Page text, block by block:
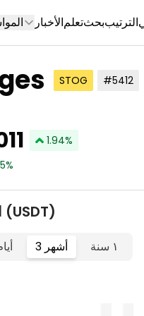
الأخبارتعلمبحثالترتيب
STOG #5412
1.94%
%
الأسعار التاريخية (USDT)
7 3 أشهر ١ سنة